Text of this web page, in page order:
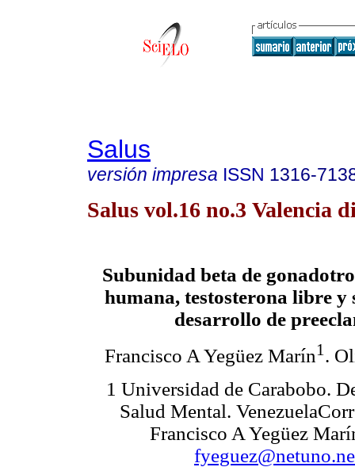
Salus
versión impresa ISSN 1316-
Salus vol.16 no.3 Valencia
Subunidad beta de
humana, testosterona libre y
desarrollo de
Francisco A Yegüez Marín1 .
1 Universidad de Carabobo.
Salud Mental.
Francisco A Yegüez